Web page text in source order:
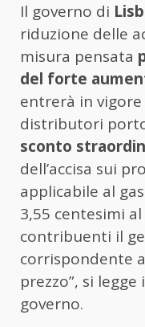
Il governo di
riduzione delle
misura pensata
del forte
entrerà in
distributori
sconto
dell’accisa sui
applicabile al
3,55 centesimi
contribuenti il
corrispondente
prezzo”, si
governo.